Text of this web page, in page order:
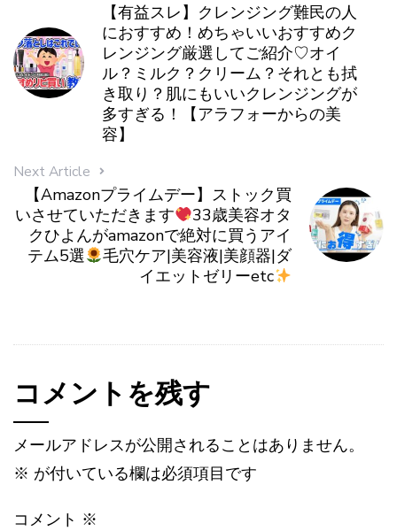
【有益スレ】クレンジング難民の人
におすすめ！めちゃいいおすすめク
レンジング厳選してご紹介♡オイ
ル？ミルク？クリーム？それとも拭
き取り？肌にもいいクレンジングが
多すぎる！【アラフォーからの美
容】
Next Article
【Amazonプライムデー】ストック買
いさせていただきます
33歳美容オタ
クひよんがamazonで絶対に買うアイ
テム5選
毛穴ケア|美容液|美顔器|ダ
イエットゼリーetc
コメントを残す
メールアドレスが公開されることはありません。
※ が付いている欄は必須項目です
コメント ※